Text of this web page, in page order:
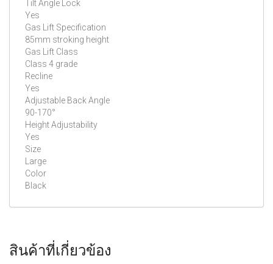
Tilt Angle Lock
Yes
Gas Lift Specification
85mm stroking height
Gas Lift Class
Class 4 grade
Recline
Yes
Adjustable Back Angle
90-170°
Height Adjustability
Yes
Size
Large
Color
Black
สินค้าที่เกี่ยวข้อง